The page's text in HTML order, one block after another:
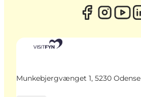
Munkebjergvænget 1, 5230 Odense